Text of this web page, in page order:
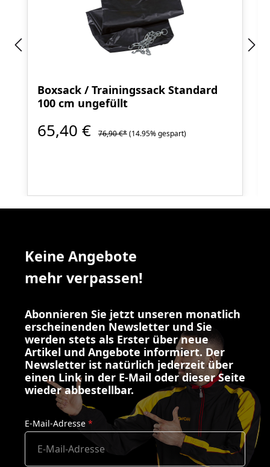
Boxsack / Trainingssack Standard
100 cm ungefüllt
65,40 € 76,90 €*(14.95% gespart)
Keine Angebote
mehr verpassen!
Abonnieren Sie jetzt unseren monatlich
erscheinenden Newsletter und Sie
werden stets als Erster über neue
Artikel und Angebote informiert. Der
Newsletter ist natürlich jederzeit über
einen Link in der E-Mail oder dieser Seite
wieder abbestellbar.
E-Mail-Adresse *